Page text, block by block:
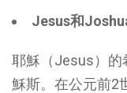
Jesus和
耶穌（Jesus）的
穌斯。在公元前2